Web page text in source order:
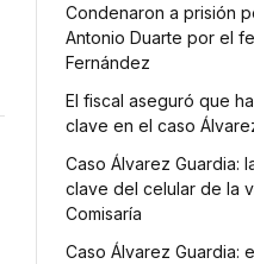
Condenaron a prisión
Antonio Duarte por el
Fernández
El fiscal aseguró que
clave en el caso
Caso Álvarez Guardia:
clave del celular de la
Comisaría
Caso Álvarez Guardia: